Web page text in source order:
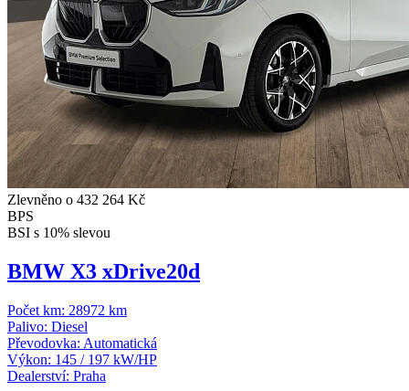
Zlevněno o 432 264 Kč
BPS
BSI s 10% slevou
BMW X3 xDrive20d
Počet km: 28972 km
Palivo: Diesel
Převodovka: Automatická
Výkon: 145 / 197 kW/HP
Dealerství: Praha